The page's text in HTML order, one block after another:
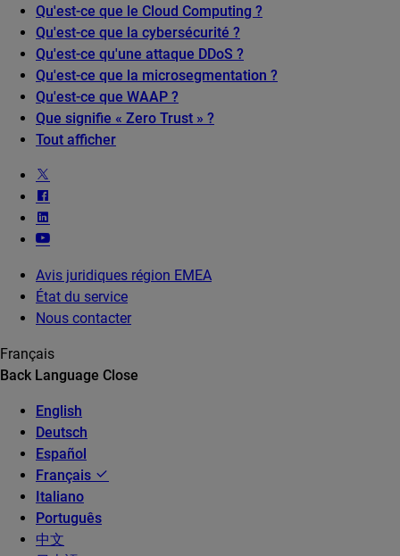
Qu'est-ce que le Cloud Computing ?
Qu'est-ce que la cybersécurité ?
Qu'est-ce qu'une attaque DDoS ?
Qu'est-ce que la microsegmentation ?
Qu'est-ce que WAAP ?
Que signifie « Zero Trust » ?
Tout afficher
Avis juridiques région EMEA
État du service
Nous contacter
Français
Back Language Close
English
Deutsch
Español
Français
Italiano
Português
中文